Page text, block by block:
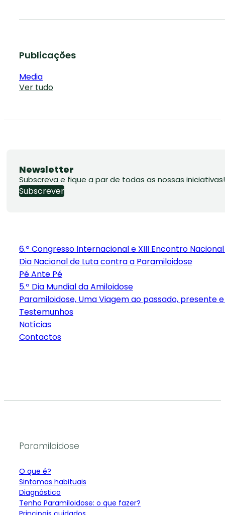
Publicações
Media
Ver tudo
Newsletter
Subscreva e fique a par de todas as nossas iniciativas!
Subscrever
6.º Congresso Internacional e XIII Encontro
Dia Nacional de Luta contra a Paramiloidose
Pé Ante Pé
5.º Dia Mundial da Amiloidose
Paramiloidose, Uma Viagem ao passado, presente
Testemunhos
Notícias
Contactos
Paramiloidose
O que é?
Sintomas habituais
Diagnóstico
Tenho Paramiloidose: o que fazer?